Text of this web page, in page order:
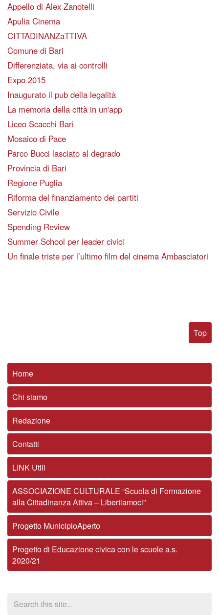
Appello di Alex Zanotelli
Apulia Cinema
CITTADINANZaTTIVA
Comune di Bari
Differenziata, via ai controlli
Expo 2015
Inaugurato il pub della legalità
La memoria della città in un'app
Liceo Scacchi Bari
Mosaico di Pace
Parco Bucci lasciato al degrado
Provincia di Bari
Regione Puglia
Riforma del finanziamento dei partiti
Servizio Civile
Spending Review
Summer School per leader civici
Un finale triste per l’ultimo film del cinema Ambasciatori
Top
Home
Chi siamo
Redazione
Contatti
LINK Utili
ASSOCIAZIONE CULTURALE “Scuola di Formazione
alla Cittadinanza Attiva – Libertiamoci”
Progetto MunicipioAperto
Progetto di Educazione civica con le scuole a.s.
2020/21